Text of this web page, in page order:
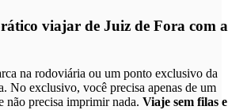
viajar de Juiz de Fora com a
na rodoviária ou um ponto exclusivo da
No exclusivo, você precisa apenas de um
não precisa imprimir nada. Viaje sem filas e